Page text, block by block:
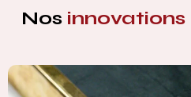
Nos innovations